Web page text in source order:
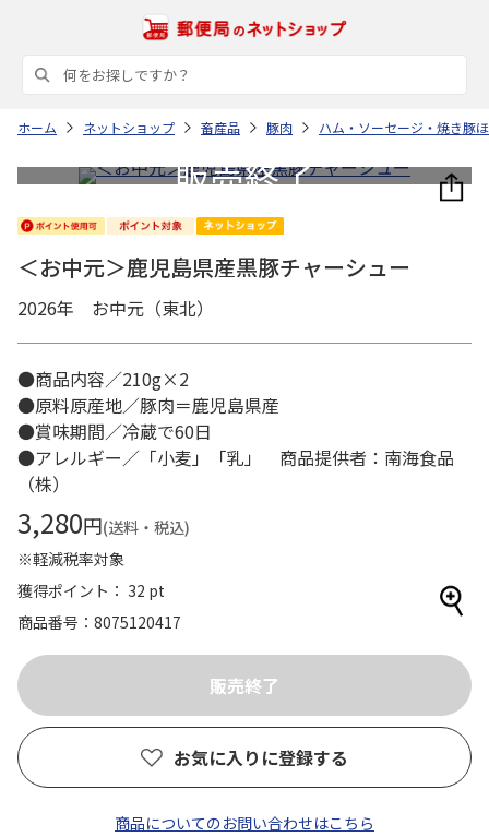
ホーム ネットショップ 畜産品 豚肉 ハム・ソーセージ・焼き豚
＜お中元＞鹿児島県産黒豚チャーシュー
2026年 お中元（東北）
●商品内容／210g×2
●原料原産地／豚肉＝鹿児島県産
●賞味期間／冷蔵で60日
●アレルギー／「小麦」「乳」 商品提供者：南海食品
（株）
3,280円(送料・税込)
※軽減税率対象
獲得ポイント： 32 pt
商品番号
8075120417
お気に入りに登録する
商品についてのお問い合わせはこちら